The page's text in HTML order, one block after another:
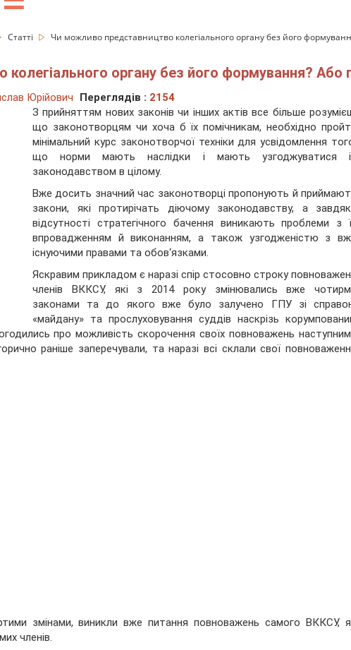
Статті Чи можливо представництво колегіального органу без його
органу без його формування? Або
Юрійович Переглядів : 2154
З прийняттям нових законів чи інших актів все більше
що законотворцям чи хоча б їх помічникам, необхідно
мінімальний курс законотворчої техніки для усвідомлення
що норми мають наслідки і мають узгоджуватися
законодавством в цілому.
Вже досить значний час законотворці пропонують й
закони, які протирічать діючому законодавству, а
відсутності стратегічного бачення виникають проблеми з
впровадженням й виконанням, а також узгодженістю з
існуючими правами та обов‘язками.
Яскравим прикладом є наразі спір стосовно строку
членів ВККСУ, які з 2014 року змінювались вже
законами та до якого вже було залучено ГПУ зі
«майдану» та прослуховування суддів наскрізь
про можливість скорочення своїх повноважень
раніше заперечували, та наразі всі склали свої
змінами, виникли вже питання повноважень самого ВККСУ,
членів.